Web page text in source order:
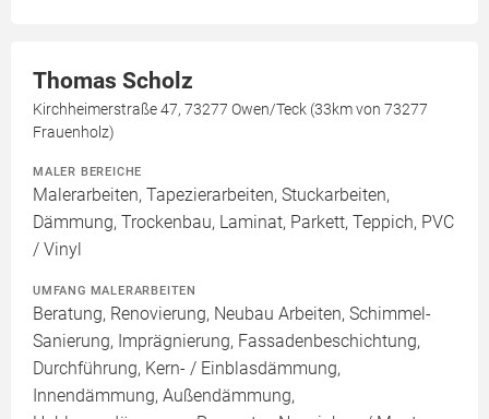
Thomas Scholz
Kirchheimerstraße 47, 73277 Owen/Teck (33km von 73277
Frauenholz)
MALER BEREICHE
Malerarbeiten, Tapezierarbeiten, Stuckarbeiten,
Dämmung, Trockenbau, Laminat, Parkett, Teppich, PVC
/ Vinyl
UMFANG MALERARBEITEN
Beratung, Renovierung, Neubau Arbeiten, Schimmel-
Sanierung, Imprägnierung, Fassadenbeschichtung,
Durchführung, Kern- / Einblasdämmung,
Innendämmung, Außendämmung,